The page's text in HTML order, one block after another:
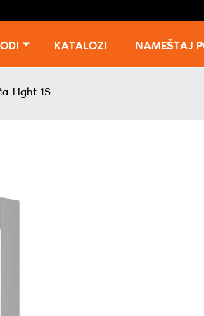
KATALOZI NAMEŠTAJ
Light 1S